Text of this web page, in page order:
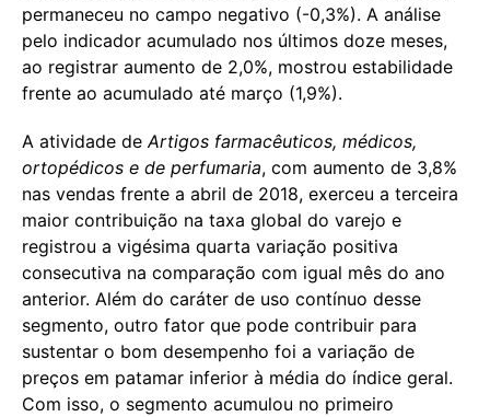
permaneceu no campo negativo (-0,3%). A análise
pelo indicador acumulado nos últimos doze meses,
ao registrar aumento de 2,0%, mostrou estabilidade
frente ao acumulado até março (1,9%).
A atividade de Artigos farmacêuticos, médicos,
ortopédicos e de perfumaria, com aumento de 3,8%
nas vendas frente a abril de 2018, exerceu a terceira
maior contribuição na taxa global do varejo e
registrou a vigésima quarta variação positiva
consecutiva na comparação com igual mês do ano
anterior. Além do caráter de uso contínuo desse
segmento, outro fator que pode contribuir para
sustentar o bom desempenho foi a variação de
preços em patamar inferior à média do índice geral.
Com isso, o segmento acumulou no primeiro